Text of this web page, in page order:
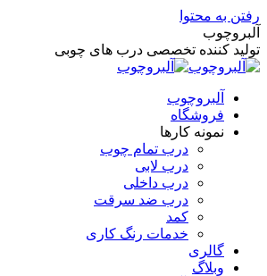
رفتن به محتوا
آلبروچوب
تولید کننده تخصصی درب های چوبی
آلبروچوب
فروشگاه
نمونه کارها
درب تمام چوب
درب لابی
درب داخلی
درب ضد سرقت
کمد
خدمات رنگ کاری
گالری
وبلاگ